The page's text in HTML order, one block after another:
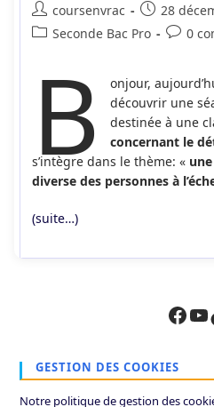
Auteur/autrice
de
coursenvrac
Publication
publiée :
28
PostSeconde Bac Pro 0
B
onjour,
découvrir une
destinée à une
concernant le
s’intègre dans le thème: «
diverse des personnes à
(suite…)
GESTION DES COOKIES
Notre politique de gestion des